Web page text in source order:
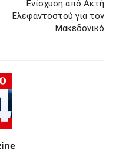
Ενίσχυση από Ακτή
Ελεφαντοστού για τον
Μακεδονικό